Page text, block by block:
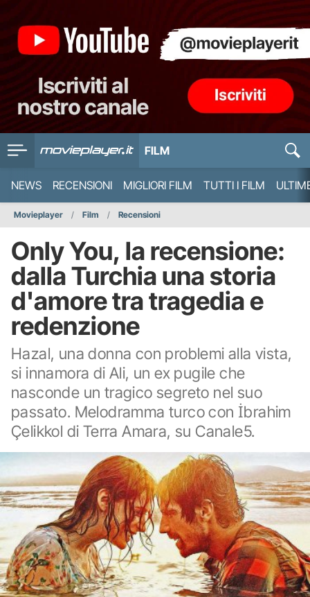
FILM
NEWS RECENSIONI MIGLIORI FILM TUTTI I FILM
Movieplayer Film Recensioni
Only You, la recensione:
dalla Turchia una storia
d'amore tra tragedia e
redenzione
Hazal, una donna con problemi alla vista,
si innamora di Ali, un ex pugile che
nasconde un tragico segreto nel suo
passato. Melodramma turco con İbrahim
Çelikkol di Terra Amara, su Canale5.